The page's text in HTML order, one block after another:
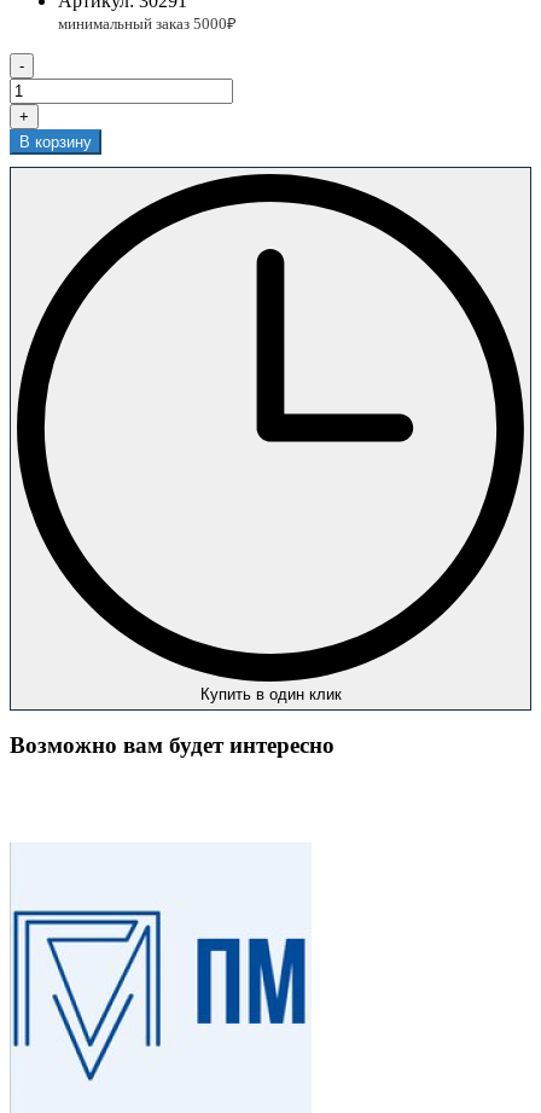
-
+
В корзину
Купить в один клик
Возможно вам будет интересно